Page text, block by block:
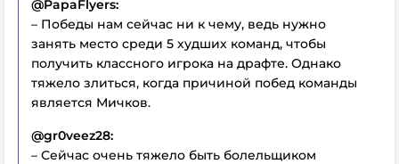
@PapaFlyers:
– Победы нам сейчас ни к чему, ведь нужно
занять место среди 5 худших команд, чтобы
получить классного игрока на драфте. Однако
тяжело злиться, когда причиной побед команды
является Мичков.
@gr0veez28:
– Сейчас очень тяжело быть болельщиком